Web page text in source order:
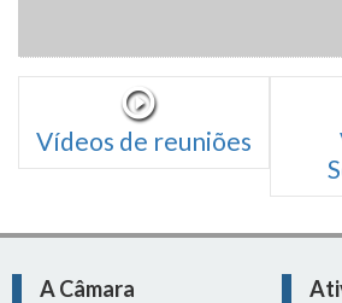
Vídeos de reuniões
A Câmara